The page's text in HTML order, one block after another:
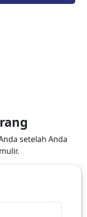
setelah Anda